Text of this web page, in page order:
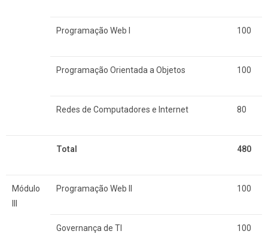
Programação Web I 100
Programação Orientada a Objetos 100
Redes de Computadores e Internet 80
Total 480
Módulo
Programação Web II 100
Governança de TI 100